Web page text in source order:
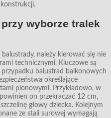
wyborze tralek
należy kierować się nie
technicznymi. Kluczowe są
balustrad balkonowych
określające
pionowymi. Przykładowo, w
on przekraczać 12 cm,
głowy dziecka. Kolejnym
ze stali surowej wymagają